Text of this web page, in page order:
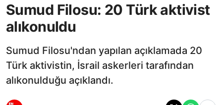
Sumud Filosu: 20 Türk aktivist
alıkonuldu
Sumud Filosu'ndan yapılan açıklamada 20
Türk aktivistin, İsrail askerleri tarafından
alıkonulduğu açıklandı.